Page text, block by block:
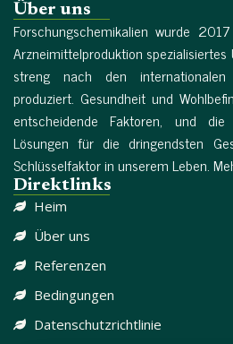
Über uns
Forschungschemikalien wurde
Arzneimittelproduktion
streng nach den internationalen
produziert. Gesundheit und
entscheidende Faktoren, und
Lösungen für die dringendsten
Schlüsselfaktor in unserem Leben.
Direktlinks
Heim
Über uns
Referenzen
Bedingungen
Datenschutzrichtlinie